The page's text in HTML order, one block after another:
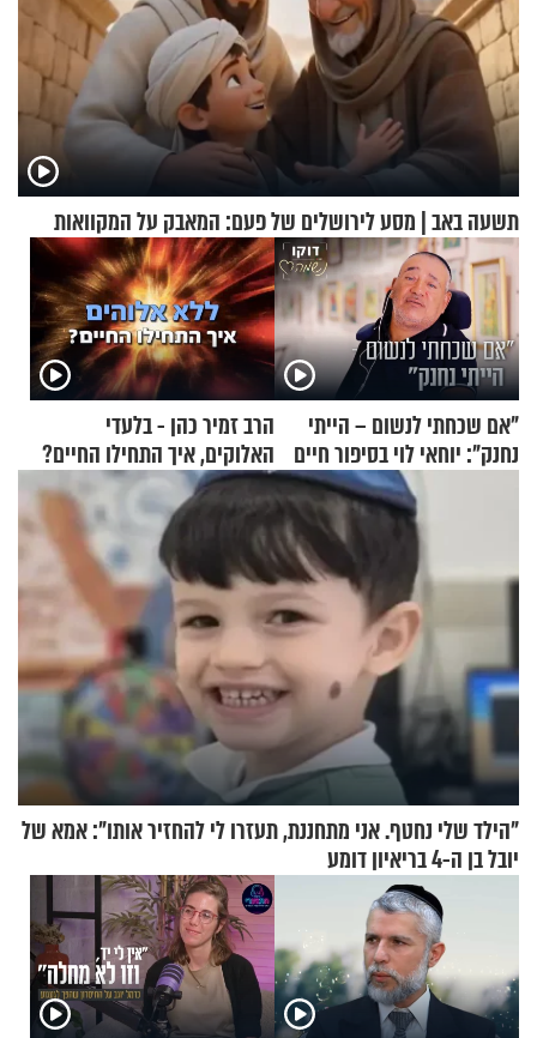
תשעה באב | מסע לירושלים של פעם: המאבק על המקוואות
"אם שכחתי לנשום – הייתי
נחנק": יוחאי לוי בסיפור חיים
מעורר השראה
הרב זמיר כהן - בלעדי
האלוקים, איך התחילו החיים?
"הילד שלי נחטף. אני מתחננת, תעזרו לי להחזיר אותו": אמא של
יובל בן ה-4 בריאיון דומע